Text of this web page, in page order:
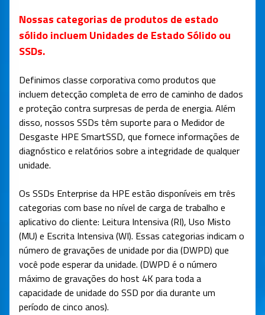
Nossas categorias de produtos de estado
sólido incluem Unidades de Estado Sólido ou
SSDs.
Definimos classe corporativa como produtos que
incluem detecção completa de erro de caminho de dados
e proteção contra surpresas de perda de energia. Além
disso, nossos SSDs têm suporte para o Medidor de
Desgaste HPE SmartSSD, que fornece informações de
diagnóstico e relatórios sobre a integridade de qualquer
unidade.
Os SSDs Enterprise da HPE estão disponíveis em três
categorias com base no nível de carga de trabalho e
aplicativo do cliente: Leitura Intensiva (RI), Uso Misto
(MU) e Escrita Intensiva (WI). Essas categorias indicam o
número de gravações de unidade por dia (DWPD) que
você pode esperar da unidade. (DWPD é o número
máximo de gravações do host 4K para toda a
capacidade de unidade do SSD por dia durante um
período de cinco anos).